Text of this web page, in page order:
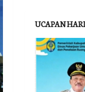
UCAPAN